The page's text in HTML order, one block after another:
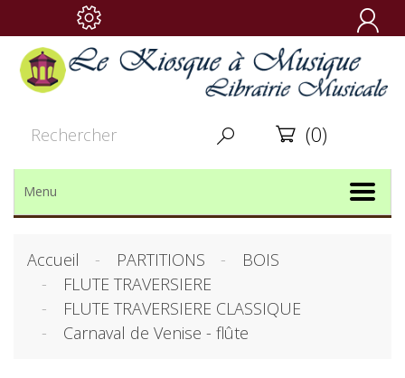

  (0)
Menu
Accueil PARTITIONS
BOIS
FLUTE TRAVERSIERE
FLUTE TRAVERSIERE CLASSIQUE
Carnaval de Venise - flûte